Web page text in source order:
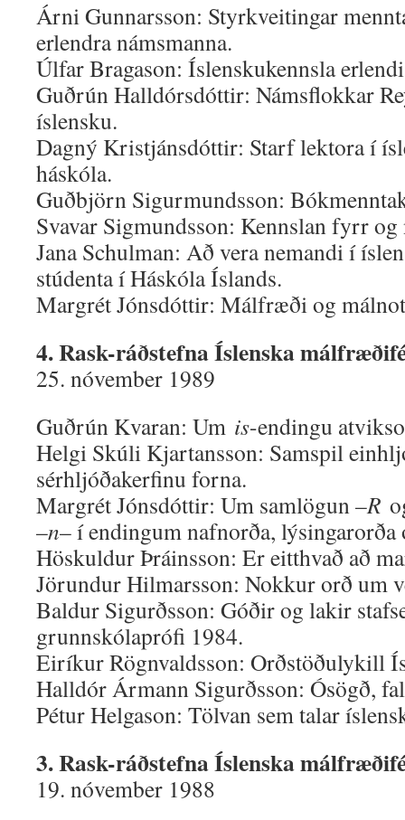
Árni Gunnarsson: Styrkveitingar
erlendra námsmanna.
Úlfar Bragason: Íslenskukennsla
Guðrún Halldórsdóttir: Námsflokkar
íslensku.
Dagný Kristjánsdóttir: Starf lektora í
háskóla.
Guðbjörn Sigurmundsson:
Svavar Sigmundsson: Kennslan fyrr og
Jana Schulman: Að vera nemandi í
stúdenta í Háskóla Íslands.
Margrét Jónsdóttir: Málfræði og
4. Rask-ráðstefna Íslenska
25. nóvember 1989
Guðrún Kvaran: Um is-endingu
Helgi Skúli Kjartansson: Samspil
sérhljóðakerfinu forna.
Margrét Jónsdóttir: Um samlögun –R
–n– í endingum nafnorða, lýsingarorða
Höskuldur Þráinsson: Er eitthvað að
Jörundur Hilmarsson: Nokkur orð um
Baldur Sigurðsson: Góðir og lakir
grunnskólaprófi 1984.
Eiríkur Rögnvaldsson: Orðstöðulykill
Halldór Ármann Sigurðsson: Ósögð,
Pétur Helgason: Tölvan sem talar
3. Rask-ráðstefna Íslenska
19. nóvember 1988